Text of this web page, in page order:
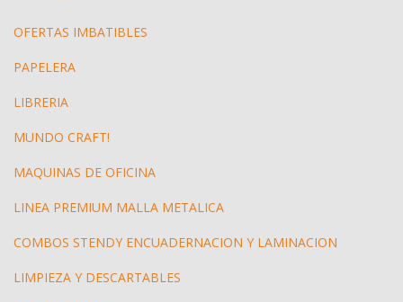
OFERTAS IMBATIBLES
PAPELERA
LIBRERIA
MUNDO CRAFT!
MAQUINAS DE OFICINA
LINEA PREMIUM MALLA METALICA
COMBOS STENDY ENCUADERNACION Y LAMINACION
LIMPIEZA Y DESCARTABLES